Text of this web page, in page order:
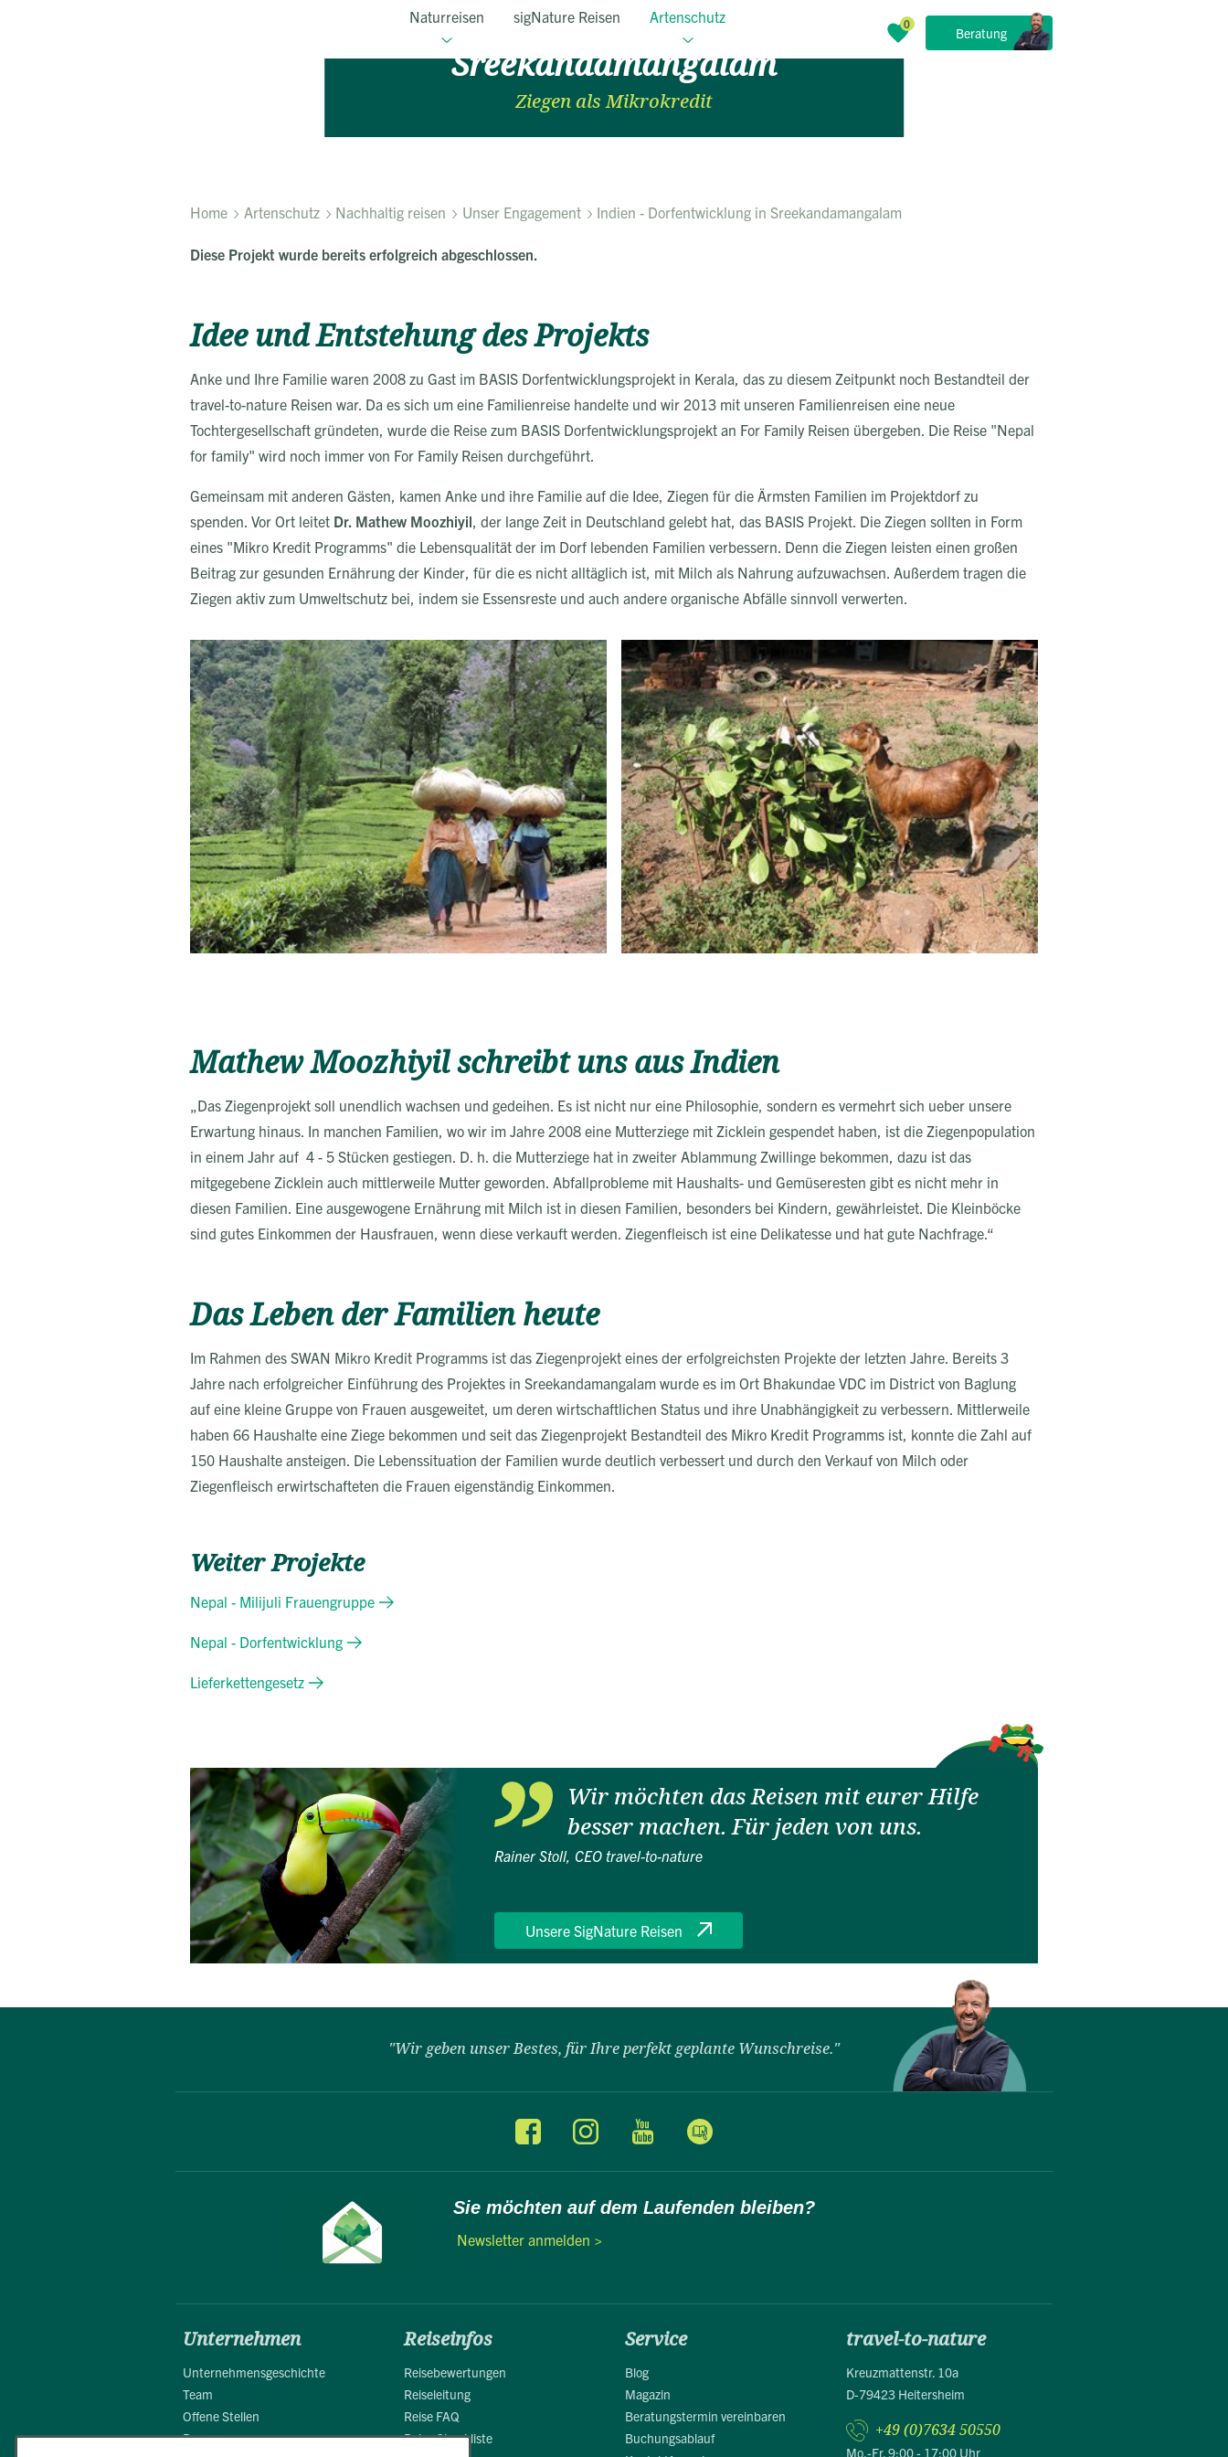
Beratung
Naturreisen sigNature Reisen Artenschutz
Indien - Dorfentwicklung in
Sreekandamangalam
Ziegen als Mikrokredit
Home Artenschutz Nachhaltig reisen Unser Engagement Indien - Dorfentwicklung in Sreekandamangalam
Diese Projekt wurde bereits erfolgreich abgeschlossen.
Idee und Entstehung des Projekts
Anke und Ihre Familie waren 2008 zu Gast im BASIS Dorfentwicklungsprojekt in Kerala, das zu diesem Zeitpunkt noch Bestandteil der
travel-to-nature Reisen war. Da es sich um eine Familienreise handelte und wir 2013 mit unseren Familienreisen eine neue
Tochtergesellschaft gründeten, wurde die Reise zum BASIS Dorfentwicklungsprojekt an For Family Reisen übergeben. Die Reise "Nepal
for family" wird noch immer von For Family Reisen durchgeführt.
Gemeinsam mit anderen Gästen, kamen Anke und ihre Familie auf die Idee, Ziegen für die Ärmsten Familien im Projektdorf zu
spenden. Vor Ort leitet Dr. Mathew Moozhiyil, der lange Zeit in Deutschland gelebt hat, das BASIS Projekt. Die Ziegen sollten in Form
eines "Mikro Kredit Programms" die Lebensqualität der im Dorf lebenden Familien verbessern. Denn die Ziegen leisten einen großen
Beitrag zur gesunden Ernährung der Kinder, für die es nicht alltäglich ist, mit Milch als Nahrung aufzuwachsen. Außerdem tragen die
Ziegen aktiv zum Umweltschutz bei, indem sie Essensreste und auch andere organische Abfälle sinnvoll verwerten.
Mathew Moozhiyil schreibt uns aus Indien
„Das Ziegenprojekt soll unendlich wachsen und gedeihen. Es ist nicht nur eine Philosophie, sondern es vermehrt sich ueber unsere
Erwartung hinaus. In manchen Familien, wo wir im Jahre 2008 eine Mutterziege mit Zicklein gespendet haben, ist die Ziegenpopulation
in einem Jahr auf 4 - 5 Stücken gestiegen. D. h. die Mutterziege hat in zweiter Ablammung Zwillinge bekommen, dazu ist das
mitgegebene Zicklein auch mittlerweile Mutter geworden. Abfallprobleme mit Haushalts- und Gemüseresten gibt es nicht mehr in
diesen Familien. Eine ausgewogene Ernährung mit Milch ist in diesen Familien, besonders bei Kindern, gewährleistet. Die Kleinböcke
sind gutes Einkommen der Hausfrauen, wenn diese verkauft werden. Ziegenfleisch ist eine Delikatesse und hat gute Nachfrage.“
Das Leben der Familien heute
Im Rahmen des SWAN Mikro Kredit Programms ist das Ziegenprojekt eines der erfolgreichsten Projekte der letzten Jahre. Bereits 3
Jahre nach erfolgreicher Einführung des Projektes in Sreekandamangalam wurde es im Ort Bhakundae VDC im District von Baglung
auf eine kleine Gruppe von Frauen ausgeweitet, um deren wirtschaftlichen Status und ihre Unabhängigkeit zu verbessern. Mittlerweile
haben 66 Haushalte eine Ziege bekommen und seit das Ziegenprojekt Bestandteil des Mikro Kredit Programms ist, konnte die Zahl auf
150 Haushalte ansteigen. Die Lebenssituation der Familien wurde deutlich verbessert und durch den Verkauf von Milch oder
Ziegenfleisch erwirtschafteten die Frauen eigenständig Einkommen.
Weiter Projekte
Nepal - Milijuli Frauengruppe
Nepal - Dorfentwicklung
Lieferkettengesetz
Wir möchten das Reisen mit eurer Hilfe
besser machen. Für jeden von uns.
Rainer Stoll, CEO travel-to-nature
Unsere SigNature Reisen
"Wir geben unser Bestes, für Ihre perfekt geplante Wunschreise."
Sie möchten auf dem Laufenden bleiben?
Newsletter anmelden >
Unternehmen
Unternehmensgeschichte
Team
Offene Stellen
Presse
Reiseinfos
Reisebewertungen
Reiseleitung
Reise FAQ
Reise Checkliste
Service
Blog
Magazin
Beratungstermin vereinbaren
Buchungsablauf
travel-to-nature
Kreuzmattenstr. 10a
D-79423 Heitersheim
+49 (0)7634 50550
Mo.-Fr. 9:00 - 17:00 Uhr